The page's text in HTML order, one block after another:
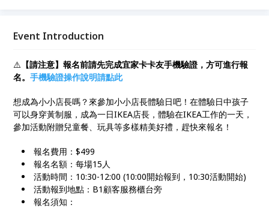
Event Introduction
⚠️ 【請注意】報名前請先完成宜家卡卡友手機驗證，方可進行報
名。手機驗證操作說明請點此
想成為小小店長嗎？來參加小小店長體驗日吧！在體驗日中孩子
可以身穿黃制服，成為一日IKEA店長，體驗在IKEA工作的一天，
參加活動附贈兒童餐、玩具等多樣精美好禮，趕快來報名！
報名費用：$499
報名名額：每場15人
活動時間：10:30-12:00 (10:00開始報到，10:30活動開始)
活動報到地點：B1顧客服務櫃台旁
報名須知：